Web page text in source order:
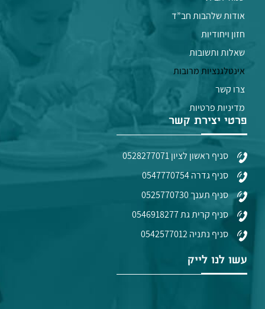
אודות שלהבות חב”ד
חזון ויחודיות
שאלות ותשובות
אינטלגנציות מרובות
צרו קשר
מדיניות פרטיות
פרטי יצירת קשר
סניף ראשון לציון 0528277071
סניף גדרה 0547770754
סניף תענך 0525770730
סניף קרית גת 0546918277
סניף נתניה 0542577012
עשו לנו לייק